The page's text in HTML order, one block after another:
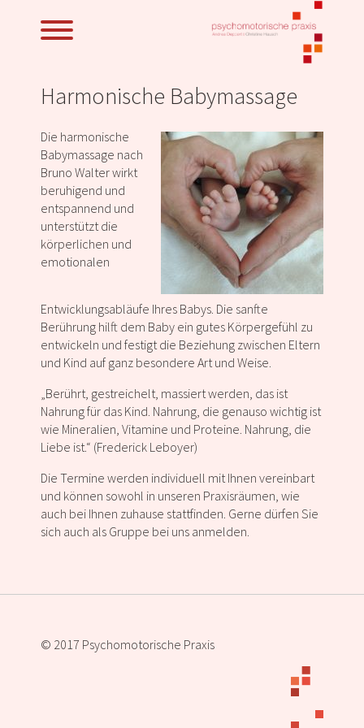
Harmonische Babymassage
Die harmonische
Babymassage nach
Bruno Walter wirkt
beruhigend und
entspannend und
unterstützt die
körperlichen und
emotionalen
Entwicklungsabläufe Ihres Babys. Die sanfte
Berührung hilft dem Baby ein gutes Körpergefühl zu
entwickeln und festigt die Beziehung zwischen Eltern
und Kind auf ganz besondere Art und Weise.
„Berührt, gestreichelt, massiert werden, das ist
Nahrung für das Kind. Nahrung, die genauso wichtig ist
wie Mineralien, Vitamine und Proteine. Nahrung, die
Liebe ist.“ (Frederick Leboyer)
Die Termine werden individuell mit Ihnen vereinbart
und können sowohl in unseren Praxisräumen, wie
auch bei Ihnen zuhause stattfinden. Gerne dürfen Sie
sich auch als Gruppe bei uns anmelden.
© 2017 Psychomotorische Praxis